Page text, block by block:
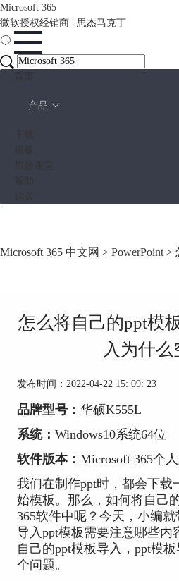
Microsoft 365
微软授权经销商 | 思杰马克丁
产品
Microsoft 365 中文网 > PowerPoint >
怎么将自己的ppt模
入为什么
发布时间：2022-04-22 15: 09: 23
品牌型号： 华硕K555L
系统： Windows10系统64位
软件版本： Microsoft 365个
我们在制作ppt时，都会下载
始模板。那么，如何将自己
365软件中呢？今天，小编就
导入ppt模板需要注意哪些内
自己的ppt模板导入，ppt模
个问题。